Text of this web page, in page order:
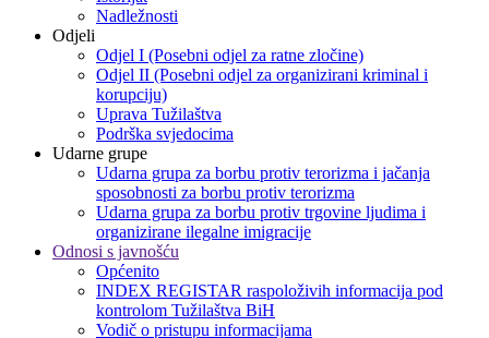
Nadležnosti
Odjeli
Odjel I (Posebni odjel za ratne zločine)
Odjel II (Posebni odjel za organizirani kriminal i
korupciju)
Uprava Tužilaštva
Podrška svjedocima
Udarne grupe
Udarna grupa za borbu protiv terorizma i jačanja
sposobnosti za borbu protiv terorizma
Udarna grupa za borbu protiv trgovine ljudima i
organizirane ilegalne imigracije
Odnosi s javnošću
Općenito
INDEX REGISTAR raspoloživih informacija pod
kontrolom Tužilaštva BiH
Vodič o pristupu informacijama